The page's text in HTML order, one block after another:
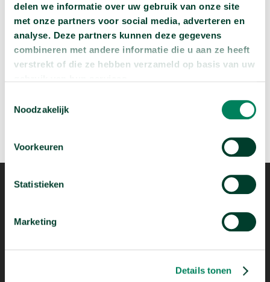
delen we informatie over uw gebruik van onze site
met onze partners voor social media, adverteren en
analyse. Deze partners kunnen deze gegevens
combineren met andere informatie die u aan ze heeft
verstrekt of die ze hebben verzameld op basis van uw
Noodzakelijk
Voorkeuren
Statistieken
Marketing
Details tonen
Wat zijn jouw naam en bsn-nummer waard?
Beluister deze podcast
Mogelijk dankzij